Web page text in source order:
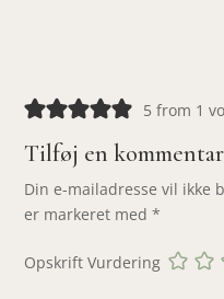
5 from 1
Tilføj en kommentar
Din e-mailadresse vil ikke
er markeret med*
Opskrift Vurdering